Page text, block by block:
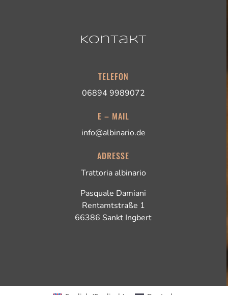
Kontakt
TELEFON
06894 9989072
E – MAIL
info@albinario.de
ADRESSE
Trattoria albinario
Pasquale Damiani
Rentamtstraße 1
66386 Sankt Ingbert